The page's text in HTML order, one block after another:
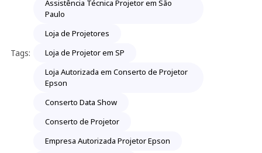
Tags:
Assistência Técnica Projetor em São
Paulo
Loja de Projetores
Loja de Projetor em SP
Loja Autorizada em Conserto de Projetor
Epson
Conserto Data Show
Conserto de Projetor
Empresa Autorizada Projetor Epson